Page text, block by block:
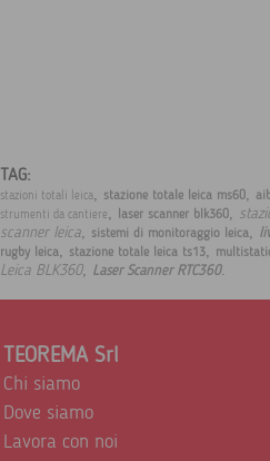
TAG:
stazioni totali leica, stazione totale leica ms60,
strumenti da cantiere, laser scanner blk360,
scanner leica, sistemi di monitoraggio leica,
rugby leica, stazione totale leica ts13,
Leica BLK360, Laser Scanner RTC360.
TEOREMA Srl
Chi siamo
Dove siamo
Lavora con noi